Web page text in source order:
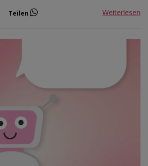
Teilen Weiterlesen